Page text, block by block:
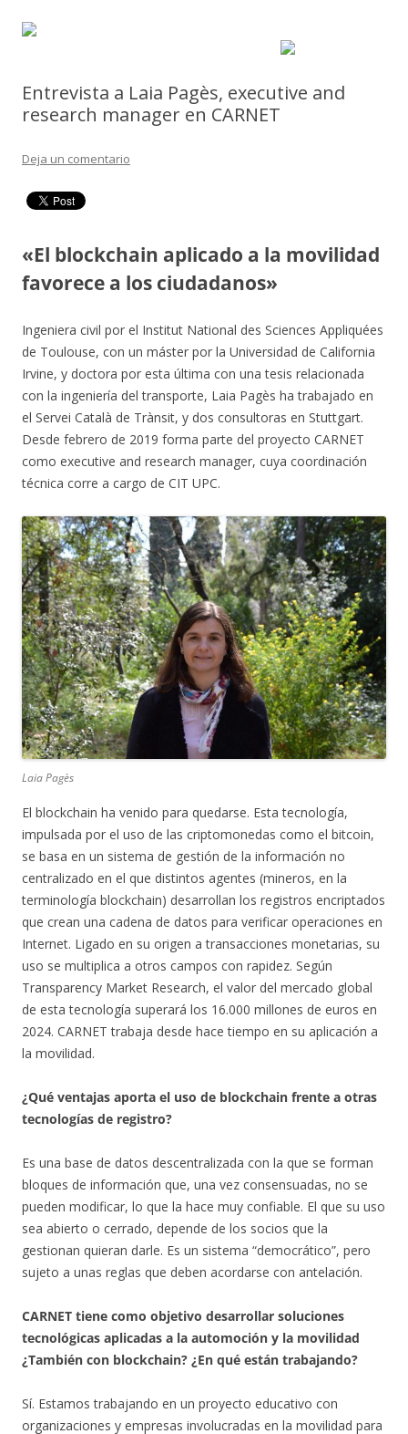
Entrevista a Laia Pagès, executive and
research manager en CARNET
Deja un comentario
«El blockchain aplicado a la movilidad
favorece a los ciudadanos»
Ingeniera civil por el Institut National des Sciences Appliquées
de Toulouse, con un máster por la Universidad de California
Irvine, y doctora por esta última con una tesis relacionada
con la ingeniería del transporte, Laia Pagès ha trabajado en
el Servei Català de Trànsit, y dos consultoras en Stuttgart.
Desde febrero de 2019 forma parte del proyecto CARNET
como executive and research manager, cuya coordinación
técnica corre a cargo de CIT UPC.
Laia Pagès
El blockchain ha venido para quedarse. Esta tecnología,
impulsada por el uso de las criptomonedas como el bitcoin,
se basa en un sistema de gestión de la información no
centralizado en el que distintos agentes (mineros, en la
terminología blockchain) desarrollan los registros encriptados
que crean una cadena de datos para verificar operaciones en
Internet. Ligado en su origen a transacciones monetarias, su
uso se multiplica a otros campos con rapidez. Según
Transparency Market Research, el valor del mercado global
de esta tecnología superará los 16.000 millones de euros en
2024. CARNET trabaja desde hace tiempo en su aplicación a
la movilidad.
¿Qué ventajas aporta el uso de blockchain frente a otras
tecnologías de registro?
Es una base de datos descentralizada con la que se forman
bloques de información que, una vez consensuadas, no se
pueden modificar, lo que la hace muy confiable. El que su uso
sea abierto o cerrado, depende de los socios que la
gestionan quieran darle. Es un sistema “democrático”, pero
sujeto a unas reglas que deben acordarse con antelación.
CARNET tiene como objetivo desarrollar soluciones
tecnológicas aplicadas a la automoción y la movilidad
¿También con blockchain? ¿En qué están trabajando?
Sí. Estamos trabajando en un proyecto educativo con
organizaciones y empresas involucradas en la movilidad para